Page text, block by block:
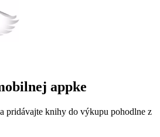
appke
pridávajte knihy do výkupu pohodlne z